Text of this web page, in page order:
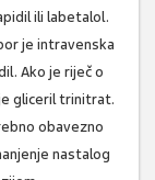
ili labetalol.
je intravenska
Ako je riječ o
gliceril trinitrat.
obavezno
nastalog